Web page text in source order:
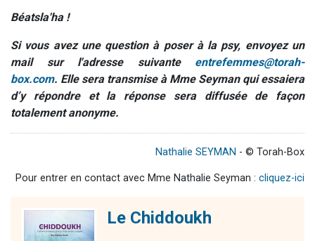
Béatsla'ha !
Si vous avez une question à poser à la psy, envoyez un
mail sur l'adresse suivante entrefemmes@torah-
box.com. Elle sera transmise à Mme Seyman qui essaiera
d’y répondre et la réponse sera diffusée de façon
totalement anonyme.
Nathalie SEYMAN - © Torah-Box
Pour entrer en contact avec Mme Nathalie Seyman : cliquez-ici
Le Chiddoukh